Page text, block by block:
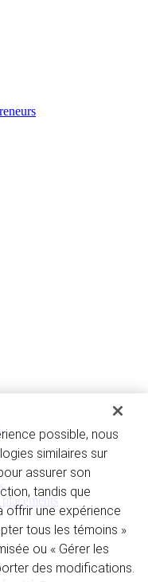
possible, nous
similaires sur
assurer son
tandis que
offrir une expérience
tous les témoins »
ou « Gérer les
des modifications.